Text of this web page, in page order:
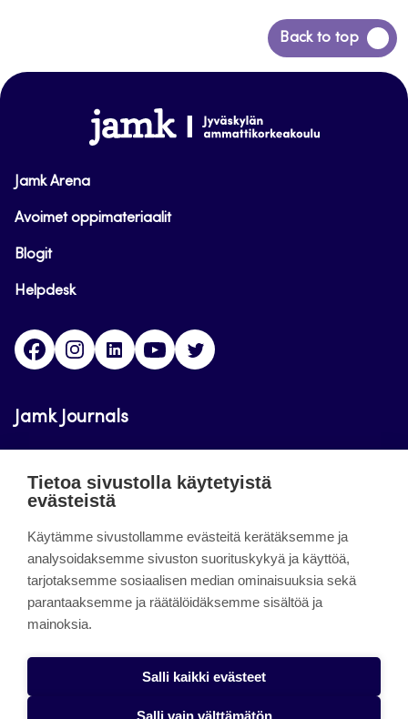
Back to top
Siirry
takaisin
www.jamk.fi
Jamk Arena
Avoimet oppimateriaalit
Blogit
Helpdesk
FacebookInstagram
LinkedInYoutube
Jamk Journals
luettavissa. Verkkolehtien tarkoituksena on tukea
innovaatiotoimintaa.
About the site
Jamkin verkkolehdet
Saavutettavuusseloste
Tietosuojaseloste
Tietoa sivustolla käytetyistä
evästeistä
Käytämme sivustollamme evästeitä kerätäksemme ja
analysoidaksemme sivuston suorituskykyä ja käyttöä,
tarjotaksemme sosiaalisen median ominaisuuksia sekä
parantaaksemme ja räätälöidäksemme sisältöä ja
mainoksia.
Salli kaikki evästeet
Salli vain välttämätön